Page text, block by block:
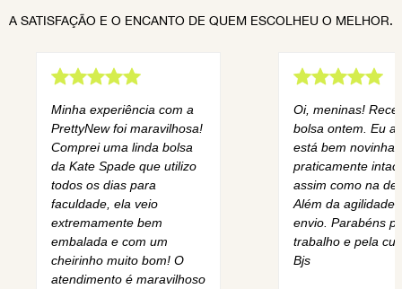
A SATISFAÇÃO E O ENCANTO DE QUEM ESCOLHEU O MELHOR.
Minha experiência com a
PrettyNew foi maravilhosa!
Comprei uma linda bolsa
da Kate Spade que utilizo
todos os dias para
faculdade, ela veio
extremamente bem
embalada e com um
cheirinho muito bom! O
atendimento é maravilhoso
Oi, meninas!
bolsa ontem. Eu
está bem novinha,
praticamente
assim como na
Além da agilidade
envio. Parabéns
trabalho e pela
Bjs